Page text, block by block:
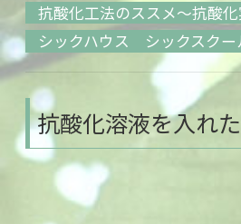
抗酸化工法のススメ～抗酸
シックハウス シックスクー
抗酸化溶液を入れ